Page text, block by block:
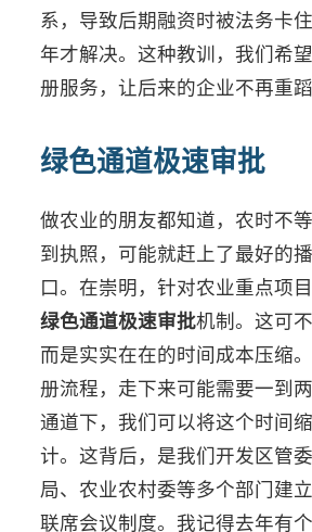
系，导致后期融资时被法务卡
年才解决。这种教训，我们希
册服务，让后来的企业不再重蹈
绿色通道极速审批
做农业的朋友都知道，农时不
到执照，可能就赶上了最好的
口。在崇明，针对农业重点项
绿色通道极速审批机制。这可
而是实实在在的时间成本压缩
册流程，走下来可能需要一到
通道下，我们可以将这个时间
计。这背后，是我们开发区管
局、农业农村委等多个部门建
联席会议制度。我记得去年有